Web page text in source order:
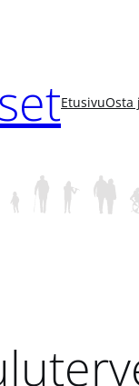
EtusivuOsta